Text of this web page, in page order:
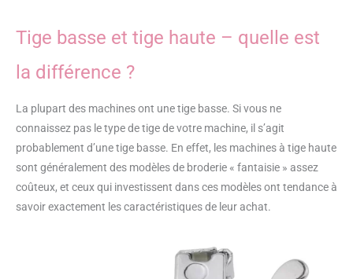
Tige basse et tige haute – quelle est
la différence ?
La plupart des machines ont une tige basse. Si vous ne
connaissez pas le type de tige de votre machine, il s’agit
probablement d’une tige basse. En effet, les machines à tige haute
sont généralement des modèles de broderie « fantaisie » assez
coûteux, et ceux qui investissent dans ces modèles ont tendance à
savoir exactement les caractéristiques de leur achat.